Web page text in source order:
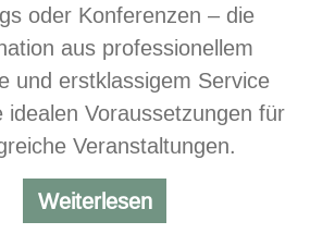
oder Konferenzen – die
aus professionellem
und erstklassigem Service
idealen Voraussetzungen für
Veranstaltungen.
WeiterlesenTagungen
und